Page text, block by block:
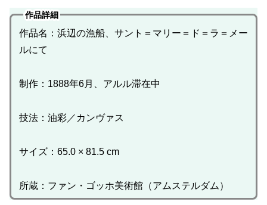
作品詳細
作品名：浜辺の漁船、サント＝マリー＝ド＝ラ＝メー
ルにて
制作：1888年6月、アルル滞在中
技法：油彩／カンヴァス
サイズ：65.0 × 81.5 cm
所蔵：ファン・ゴッホ美術館（アムステルダム）